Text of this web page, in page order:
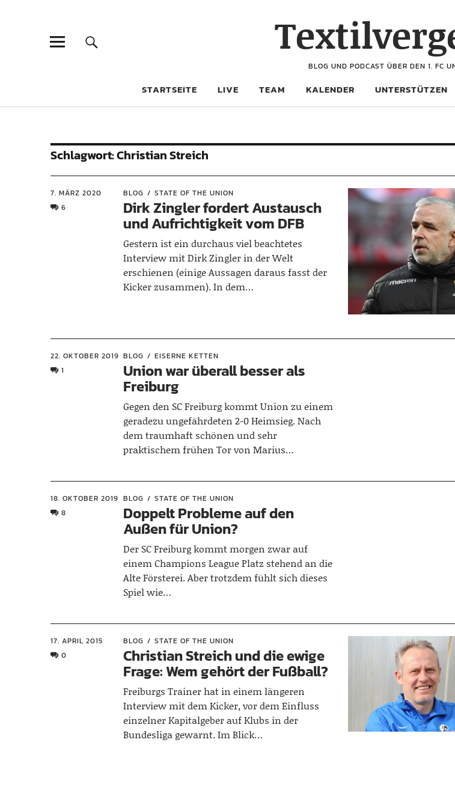
BLOG UND PODCAST ÜBER DEN 1. FC
STARTSEITE LIVE TEAM KALENDER UNTERSTÜTZEN
Schlagwort:Christian Streich
7. MÄRZ 2020
6
BLOG STATE OF THE UNION
Dirk Zingler fordert Austausch
und Aufrichtigkeit vom DFB
Gestern ist ein durchaus viel beachtetes
Interview mit Dirk Zingler in der Welt
erschienen (einige Aussagen daraus fasst der
Kicker zusammen). In dem…
22. OKTOBER 2019
1
BLOG EISERNE KETTEN
Union war überall besser als
Freiburg
Gegen den SC Freiburg kommt Union zu einem
geradezu ungefährdeten 2-0 Heimsieg. Nach
dem traumhaft schönen und sehr
praktischem frühen Tor von Marius…
18. OKTOBER 2019
8
BLOG STATE OF THE UNION
Doppelt Probleme auf den
Außen für Union?
Der SC Freiburg kommt morgen zwar auf
einem Champions League Platz stehend an die
Alte Försterei. Aber trotzdem fühlt sich dieses
Spiel wie…
17. APRIL 2015
0
BLOG STATE OF THE UNION
Christian Streich und die ewige
Frage: Wem gehört der Fußball?
Freiburgs Trainer hat in einem längeren
Interview mit dem Kicker, vor dem Einfluss
einzelner Kapitalgeber auf Klubs in der
Bundesliga gewarnt. Im Blick…